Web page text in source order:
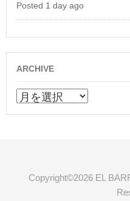
Posted 1 day ago
ARCHIVE
ARCHIVE
Copyright©2026 EL